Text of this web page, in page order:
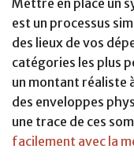
est un processus
des lieux de vos
catégories les plus
un montant réaliste
des enveloppes
une trace de ces
facilement avec la